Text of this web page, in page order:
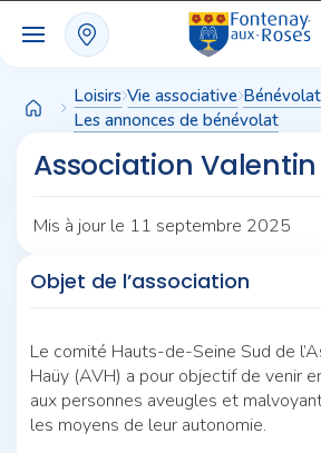
Loisirs Vie associative Bénévolat
Les annonces de bénévolat
Association
Mis à jour le 11 septembre 2025
Objet de l’association
Le comité Hauts-de-Seine Sud de
Haüy (AVH) a pour objectif de venir
aux personnes aveugles et
les moyens de leur autonomie.
Panneau de gestion des cookies